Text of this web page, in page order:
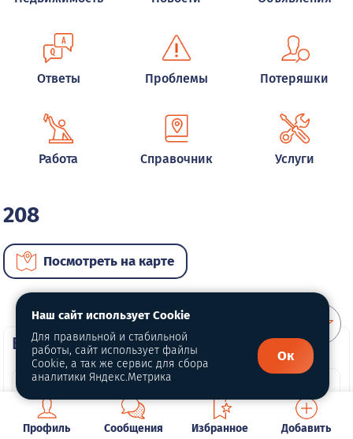
Ответы Проблемы Потеряшки
Работа Справочник Услуги
208
Посмотреть на карте
ВИП автомобили
Профиль Сообщения Избранное Добавить
Наш сайт использует Cookie
Для правильной и стабильной
работы, сайт использует файлы
Cookie, а так же сервис для сбора
аналитики Яндекс.Метрика
Ок